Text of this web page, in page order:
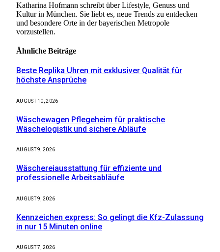
Katharina Hofmann schreibt über Lifestyle, Genuss und
Kultur in München. Sie liebt es, neue Trends zu entdecken
und besondere Orte in der bayerischen Metropole
vorzustellen.
Ähnliche Beiträge
Beste Replika Uhren mit exklusiver Qualität für
höchste Ansprüche
AUGUST 10, 2026
Wäschewagen Pflegeheim für praktische
Wäschelogistik und sichere Abläufe
AUGUST 9, 2026
Wäschereiausstattung für effiziente und
professionelle Arbeitsabläufe
AUGUST 9, 2026
Kennzeichen express: So gelingt die Kfz-Zulassung
in nur 15 Minuten online
AUGUST 7, 2026